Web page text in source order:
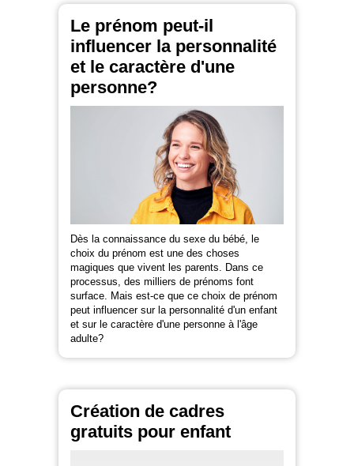
Le prénom peut-il
influencer la personnalité
et le caractère d'une
personne?
Dès la connaissance du sexe du bébé, le
choix du prénom est une des choses
magiques que vivent les parents. Dans ce
processus, des milliers de prénoms font
surface. Mais est-ce que ce choix de prénom
peut influencer sur la personnalité d'un enfant
et sur le caractère d'une personne à l'âge
adulte?
Création de cadres
gratuits pour enfant